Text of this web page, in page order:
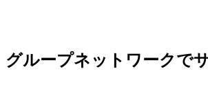
グループネットワークで